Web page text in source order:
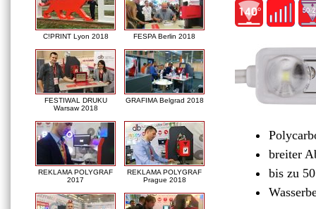
C!PRINT Lyon 2018 FESPA Berlin 2018
FESTIWAL DRUKU
Warsaw 2018
GRAFIMA Belgrad 2018
REKLAMA POLYGRAF
2017
REKLAMA POLYGRAF
Prague 2018
breiter
bis zu